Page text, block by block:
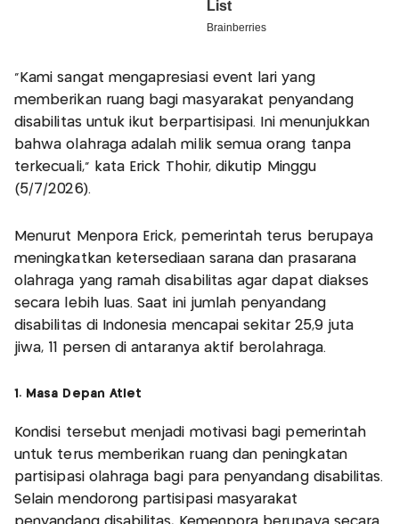
"Kami sangat mengapresiasi event lari yang
memberikan ruang bagi masyarakat penyandang
disabilitas untuk ikut berpartisipasi. Ini menunjukkan
bahwa olahraga adalah milik semua orang tanpa
terkecuali," kata Erick Thohir, dikutip Minggu
(5/7/2026).
Menurut Menpora Erick, pemerintah terus berupaya
meningkatkan ketersediaan sarana dan prasarana
olahraga yang ramah disabilitas agar dapat diakses
secara lebih luas. Saat ini jumlah penyandang
disabilitas di Indonesia mencapai sekitar 25,9 juta
jiwa, 11 persen di antaranya aktif berolahraga.
1. Masa Depan Atlet
Kondisi tersebut menjadi motivasi bagi pemerintah
untuk terus memberikan ruang dan peningkatan
partisipasi olahraga bagi para penyandang disabilitas.
Selain mendorong partisipasi masyarakat